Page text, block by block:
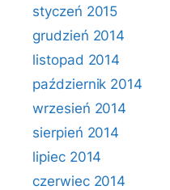
styczeń 2015
grudzień 2014
listopad 2014
październik 2014
wrzesień 2014
sierpień 2014
lipiec 2014
czerwiec 2014